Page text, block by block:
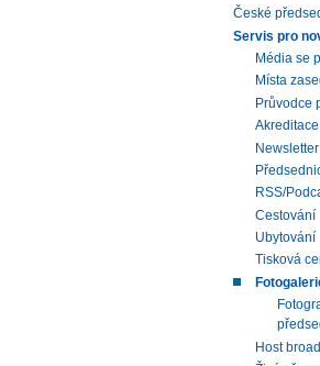
České
Servis pro
Média se
Místa
Průvodce
Akreditace
Newsletter
RSS/
Cestování
Ubytování
Tisková
Host